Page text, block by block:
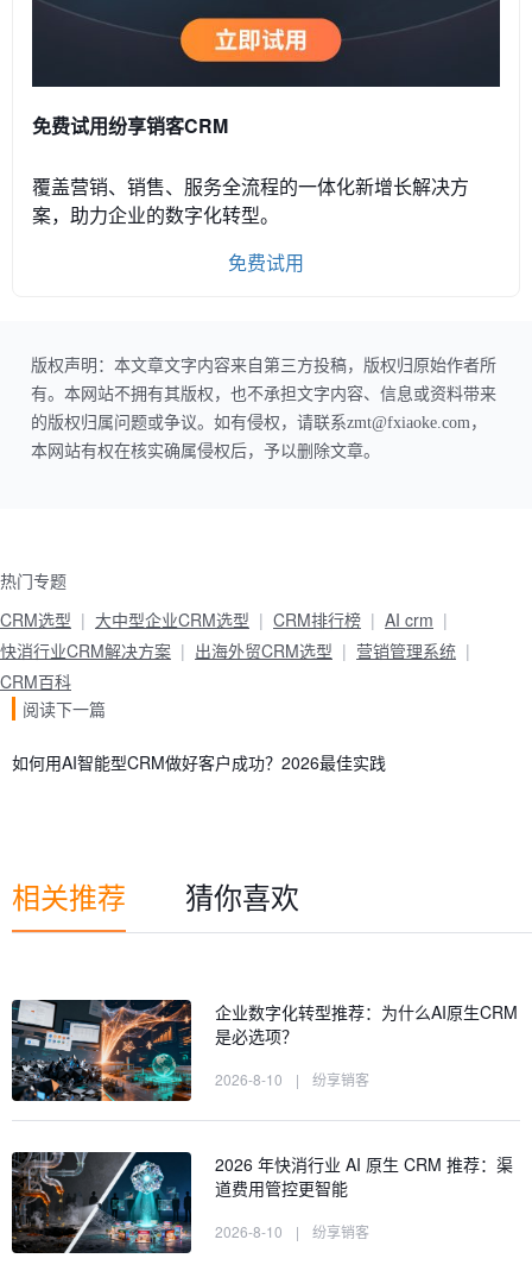
免费试用纷享销客CRM
覆盖营销、销售、服务全流程的一体化新增长解决方
案，助力企业的数字化转型。
免费试用
版权声明：本文章文字内容来自第三方投稿，版权归原始作者所
有。本网站不拥有其版权，也不承担文字内容、信息或资料带来
的版权归属问题或争议。如有侵权，请联系zmt@fxiaoke.com，
本网站有权在核实确属侵权后，予以删除文章。
热门专题
CRM选型
大中型企业CRM选型 CRM排行榜
AI crm
快消行业CRM解决方案
出海外贸CRM选型
营销管理系统
CRM百科
阅读下一篇
如何用AI智能型CRM做好客户成功？2026最佳实践
相关推荐 猜你喜欢
企业数字化转型推荐：为什么AI原生CRM
是必选项？
2026-8-10 | 纷享销客
2026 年快消行业 AI 原生 CRM 推荐：渠
道费用管控更智能
2026-8-10 | 纷享销客